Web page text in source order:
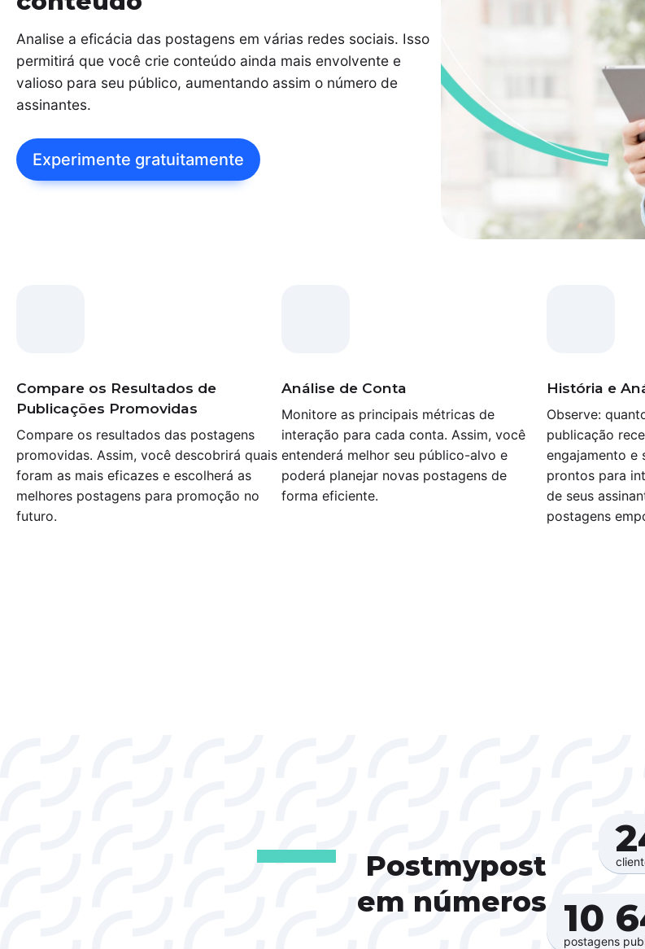
Analise a eficácia das postagens em várias redes sociais. Isso
permitirá que você crie conteúdo ainda mais envolvente e
valioso para seu público, aumentando assim o número de
assinantes.
Experimente gratuitamente
Compare os Resultados de
Publicações Promovidas
Compare os resultados das postagens
promovidas. Assim, você descobrirá quais
foram as mais eficazes e escolherá as
melhores postagens para promoção no
futuro.
Análise de Conta
Monitore as principais métricas de
interação para cada conta. Assim, você
entenderá melhor seu público-alvo e
poderá planejar novas postagens de
forma eficiente.
História e
Observe:
publicação
engajamento e
prontos para
de seus
postagens
Postmypost
em números 10
postagens